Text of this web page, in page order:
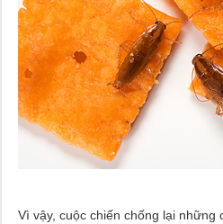
Vì vậy, cuộc chiến chống lại